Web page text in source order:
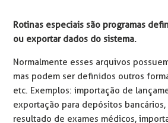
Rotinas especiais são programas
ou exportar dados do sistema.
Normalmente esses arquivos
mas podem ser definidos outros
etc. Exemplos: importação de
exportação para depósitos
resultado de exames médicos,